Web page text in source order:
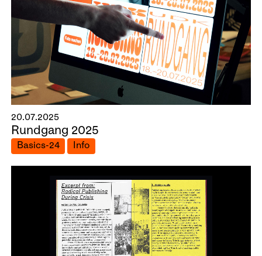
20.07.2025
Rundgang 2025
Basics-24 Info